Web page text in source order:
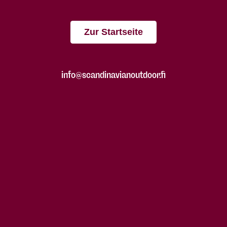
Zur Startseite
info@scandinavianoutdoor.fi